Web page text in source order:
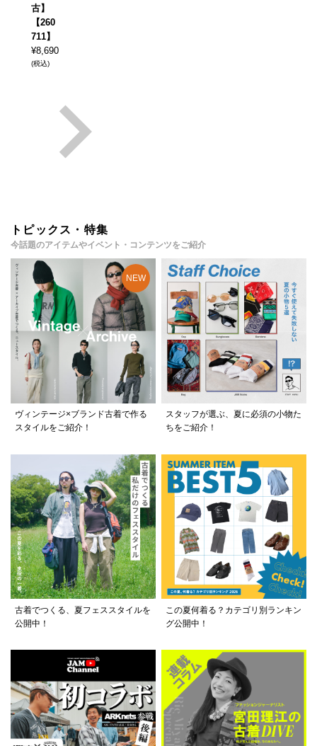
古】
【260
711】
¥8,690
(税込)
トピックス・特集
今話題のアイテムやイベント・コンテンツをご紹介
ヴィンテージ×ブランド古着で作る
スタイルをご紹介！
スタッフが選ぶ、夏に必須の小物た
ちをご紹介！
古着でつくる、夏フェススタイルを
公開中！
この夏何着る？カテゴリ別ランキン
グ公開中！